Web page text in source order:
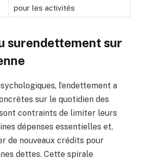
pour les activités
surendettement sur
l’endettement a
sur le quotidien des
contraints de limiter leurs
dépenses essentielles et,
de nouveaux crédits pour
dettes. Cette spirale